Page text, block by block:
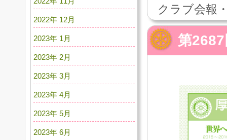
クラブ会報
第
2022年 12月
2023年 1月
2023年 2月
2023年 3月
2023年 4月
2023年 5月
2023年 6月